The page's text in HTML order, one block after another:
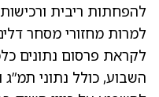
להפחתות ריבית
למרות מחזורי מסחר
לקראת פרסום נתונים
השבוע, כולל נתוני